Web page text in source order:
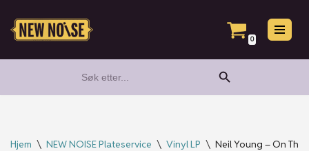
Hopp
0
for:
Search Button
Hjem \ NEW NOISE Plateservice \ Vinyl LP \ Neil Young – On The